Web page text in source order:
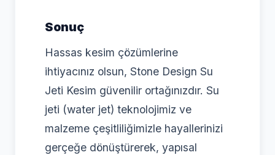
Sonuç
Hassas kesim çözümlerine
ihtiyacınız olsun, Stone Design Su
Jeti Kesim güvenilir ortağınızdır. Su
jeti (water jet) teknolojimiz ve
malzeme çeşitliliğimizle hayallerinizi
gerçeğe dönüştürerek, yapısal